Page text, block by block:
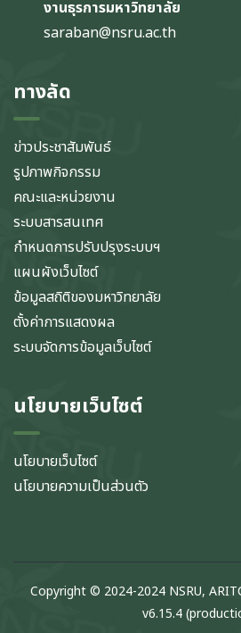
งานธุรการมหาวิทยาลัย
saraban@nsru.ac.th
ทางลัด
ข่าวประชาสัมพันธ์
รูปภาพกิจกรรม
คณะและหน่วยงาน
ระบบสารสนเทศ
กำหนดการปรับปรุงระบบฯ
แผนผังเว็บไซต์
ข้อมูลสถิติของมหาวิทยาลัย
ตั้งค่าการแสดงผล
ระบบจัดการข้อมูลเว็บไซต์
นโยบายเว็บไซต์
นโยบายเว็บไซต์
นโยบายความเป็นส่วนตัว
Copyright © 2024-2024 NSRU,
v6.15.4